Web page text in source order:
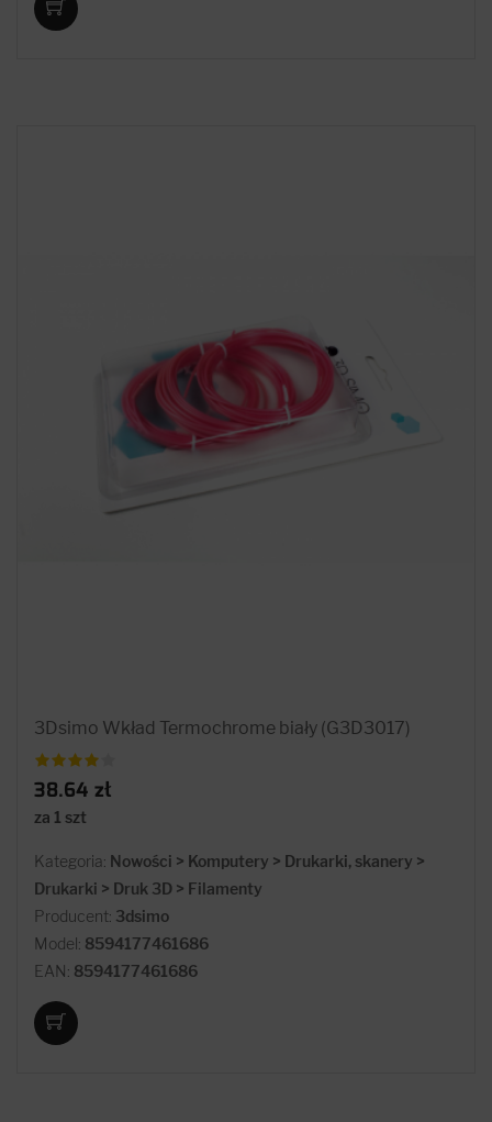
3Dsimo Wkład Termochrome biały (G3D3017)
38.64 zł
za 1 szt
Kategoria: Nowości > Komputery > Drukarki, skanery >
Drukarki > Druk 3D > Filamenty
Producent: 3dsimo
Model: 8594177461686
EAN: 8594177461686